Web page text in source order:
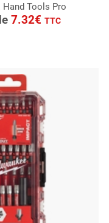
Hand Tools Pro
7.32€ TTC
de devis